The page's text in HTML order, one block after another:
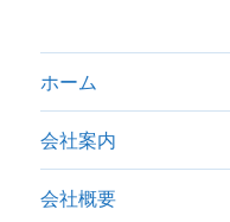
ホーム
会社案内
会社概要